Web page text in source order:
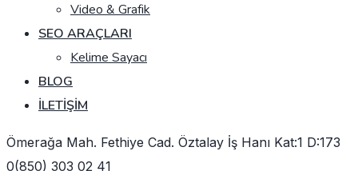
Video & Grafik
SEO ARAÇLARI
Kelime Sayacı
BLOG
İLETIŞIM
Ömerağa Mah. Fethiye Cad. Öztalay İş Hanı Kat:1 D:173
0(850) 303 02 41